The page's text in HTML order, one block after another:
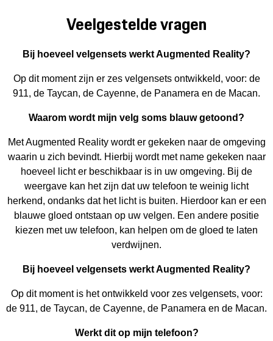
Veelgestelde vragen
Bij hoeveel velgensets werkt Augmented Reality?
Op dit moment zijn er zes velgensets ontwikkeld, voor: de
911, de Taycan, de Cayenne, de Panamera en de Macan.
Waarom wordt mijn velg soms blauw getoond?
Met Augmented Reality wordt er gekeken naar de omgeving
waarin u zich bevindt. Hierbij wordt met name gekeken naar
hoeveel licht er beschikbaar is in uw omgeving. Bij de
weergave kan het zijn dat uw telefoon te weinig licht
herkend, ondanks dat het licht is buiten. Hierdoor kan er een
blauwe gloed ontstaan op uw velgen. Een andere positie
kiezen met uw telefoon, kan helpen om de gloed te laten
verdwijnen.
Bij hoeveel velgensets werkt Augmented Reality?
Op dit moment is het ontwikkeld voor zes velgensets, voor:
de 911, de Taycan, de Cayenne, de Panamera en de Macan.
Werkt dit op mijn telefoon?